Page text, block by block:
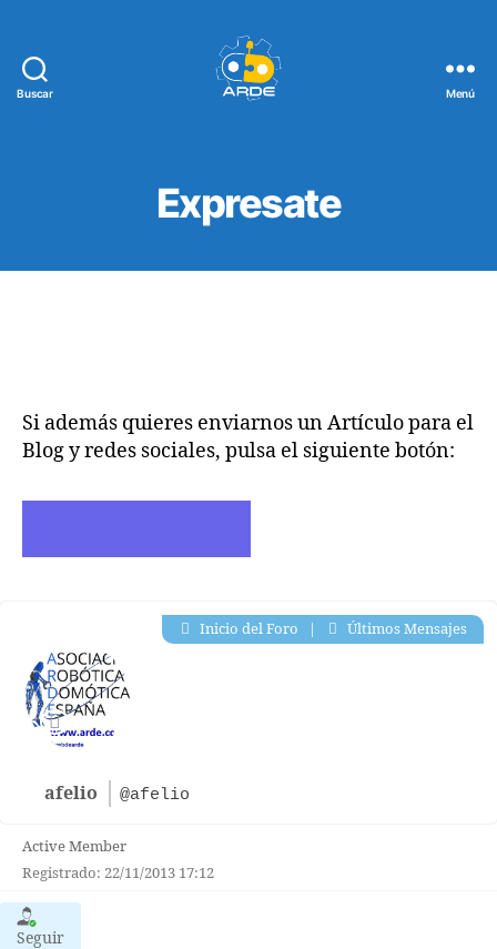
Buscar Menú
Expresate
Si además quieres enviarnos un Artículo para el
Blog y redes sociales, pulsa el siguiente botón:
afelio @afelio
Inicio del Foro Últimos Mensajes
Active Member
Registrado: 22/11/2013 17:12
Seguir